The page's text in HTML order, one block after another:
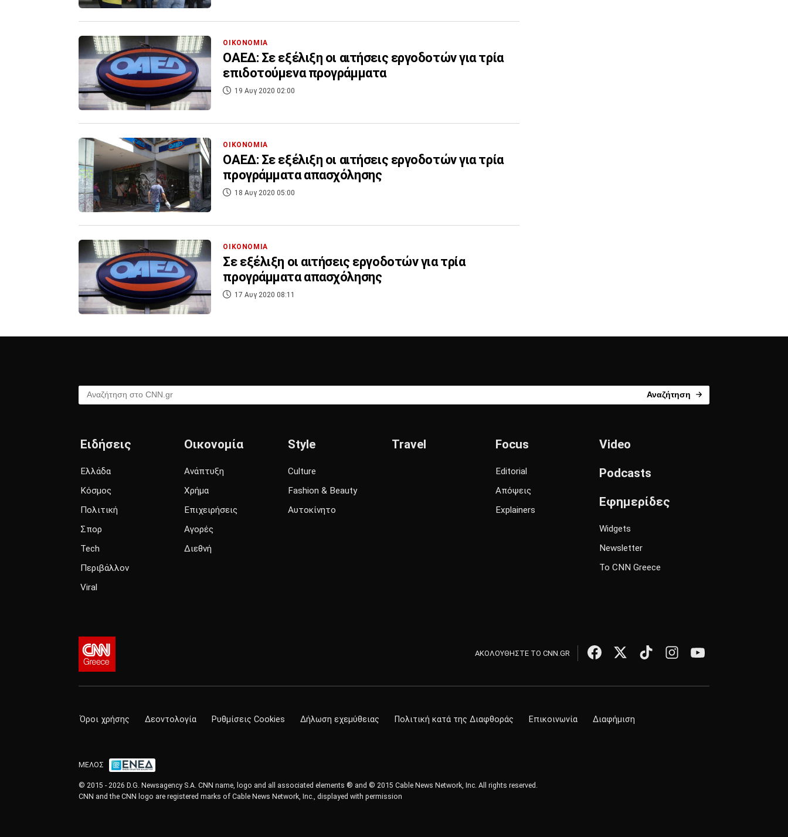
ΟΙΚΟΝΟΜΙΑ
ΟΑΕΔ: Σε εξέλιξη οι αιτήσεις εργοδοτών για τρία
επιδοτούμενα προγράμματα
19 Αυγ 2020 02:00
ΟΙΚΟΝΟΜΙΑ
ΟΑΕΔ: Σε εξέλιξη οι αιτήσεις εργοδοτών για τρία
προγράμματα απασχόλησης
18 Αυγ 2020 05:00
ΟΙΚΟΝΟΜΙΑ
Σε εξέλιξη οι αιτήσεις εργοδοτών για τρία
προγράμματα απασχόλησης
17 Αυγ 2020 08:11
Αναζήτηση στο CNN.gr Αναζήτηση
Ειδήσεις
Ελλάδα
Κόσμος
Πολιτική
Σπορ
Tech
Περιβάλλον
Viral
Οικονομία
Ανάπτυξη
Χρήμα
Επιχειρήσεις
Αγορές
Διεθνή
Style
Culture
Fashion & Beauty
Αυτοκίνητο
Travel Focus
Editorial
Απόψεις
Explainers
Video
Podcasts
Εφημερίδες
Widgets
Newsletter
Το CNN Greece
ΑΚΟΛΟΥΘΗΣΤΕ ΤΟ CNN.GR
Όροι χρήσης Δεοντολογία Ρυθμίσεις Cookies Δήλωση εχεμύθειας Πολιτική κατά της Διαφθοράς Επικοινωνία Διαφήμιση
ΜΕΛΟΣ
© 2015 - 2026 D.G. Newsagency S.A. CNN name, logo and all associated elements ® and © 2015 Cable News Network, Inc. All rights reserved.
CNN and the CNN logo are registered marks of Cable News Network, Inc., displayed with permission